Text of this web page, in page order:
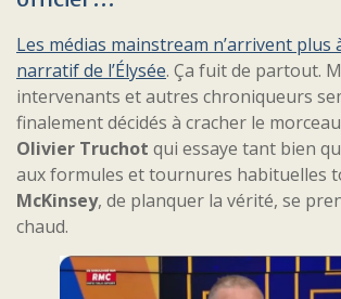
Les médias mainstream n’arrivent plus
narratif de l’Élysée. Ça fuit de partout.
intervenants et autres chroniqueurs
finalement décidés à cracher le
Olivier Truchot qui essaye tant bien
aux formules et tournures habituelles
McKinsey, de planquer la vérité, se
chaud.